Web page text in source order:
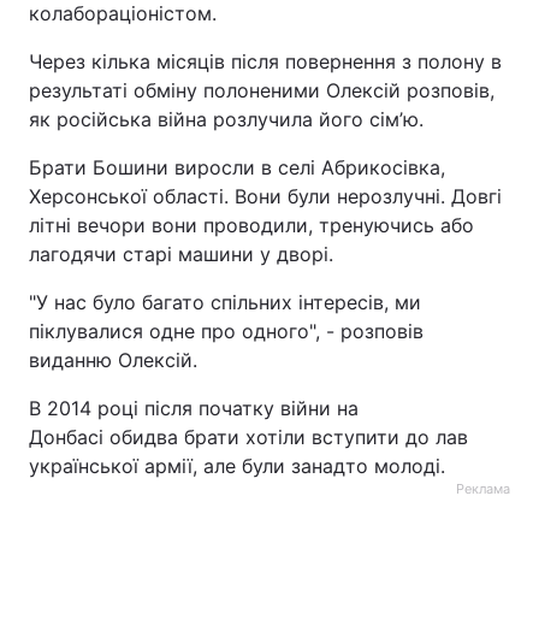
колабораціоністом.
Через кілька місяців після повернення з полону в
результаті обміну полоненими Олексій розповів,
як російська війна розлучила його сім’ю.
Брати Бошини виросли в селі Абрикосівка,
Херсонської області. Вони були нерозлучні. Довгі
літні вечори вони проводили, тренуючись або
лагодячи старі машини у дворі.
"У нас було багато спільних інтересів, ми
піклувалися одне про одного", - розповів
виданню Олексій.
В 2014 році після початку війни на
Донбасі обидва брати хотіли вступити до лав
української армії, але були занадто молоді.
Реклама